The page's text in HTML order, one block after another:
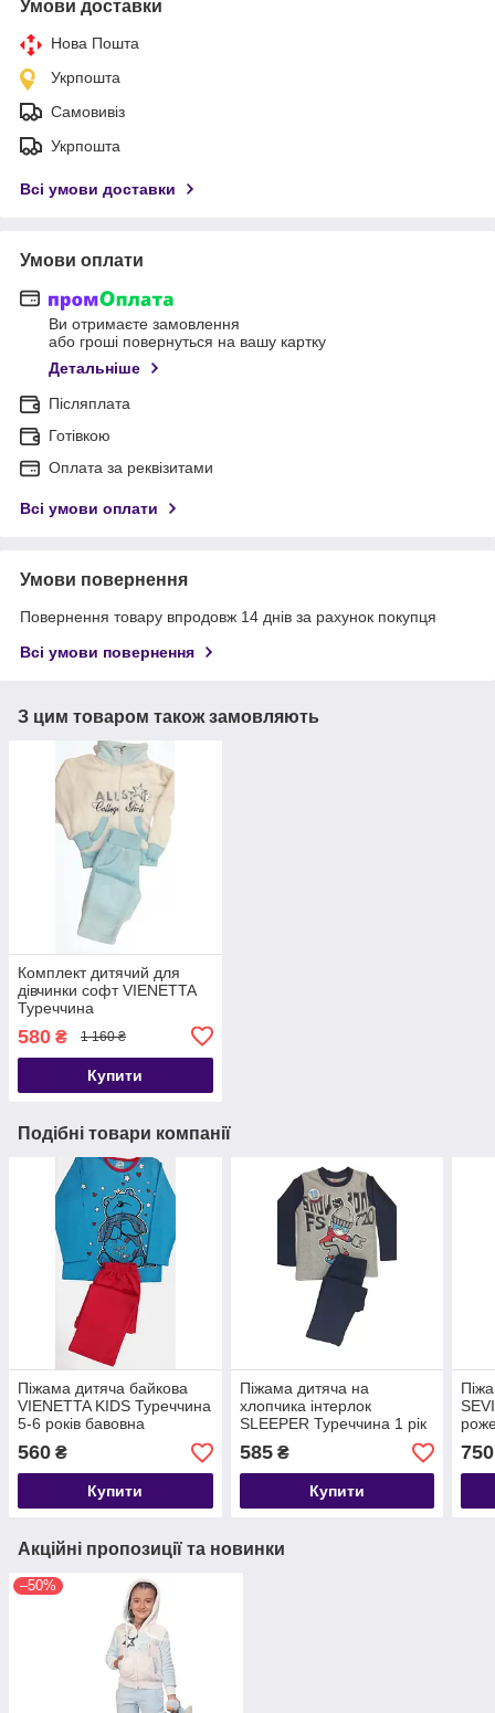
Умови доставки
Нова Пошта
Укрпошта
Самовивіз
Укрпошта
Всі умови доставки
Умови оплати
Ви отримаєте замовлення
або гроші повернуться на вашу картку
Детальніше
Післяплата
Готівкою
Оплата за реквізитами
Всі умови оплати
Умови повернення
Повернення товару впродовж 14 днів за рахунок покупця
Всі умови повернення
З цим товаром також замовляють
Комплект дитячий для
дівчинки софт VIENETTA
Туреччина
580 ₴ 1 160 ₴
Купити
Подібні товари компанії
Піжама дитяча байкова
VIENETTA KIDS Туреччина
5-6 років бавовна
560 ₴
Купити
Піжама дитяча на
хлопчика інтерлок
SLEEPER Туреччина 1 рік
585₴
Купити
750
Акційні пропозиції та новинки
–50%